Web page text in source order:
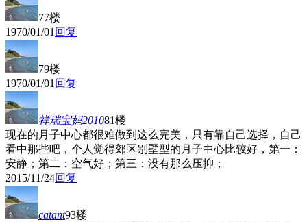
77楼
1970/01/01 回复
79楼
1970/01/01 回复
祥瑞宝妈201081楼
现在的月子中心都很难做到这么完美，只有靠自己选择，自己
看中那些吧，个人觉得郊区别墅型的月子中心比较好，第一：
安静；第二：空气好；第三：没有那么压抑；
2015/11/24回复
catant93楼